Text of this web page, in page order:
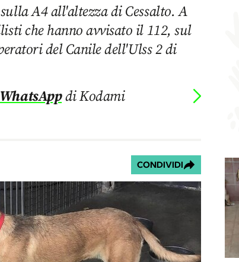
A4 all'altezza di Cessalto. A
che hanno avvisato il 112, sul
del Canile dell'Ulss 2 di
di Kodami
CONDIVIDI